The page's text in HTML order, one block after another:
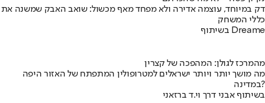
דק במיוחד, עוצמה אדירה ולא מפחד מאף מכשול: שואב האבק שמשנה את
כללי המשחק
בשיתוף Dreame
מהמרכז לגולן: המהפכה של קצרין
מה מושך יותר ויותר ישראלים למטרופולין המתפתח של האזור היפה
במדינה?
בשיתוף אבני דרך וי.ד ברזאני